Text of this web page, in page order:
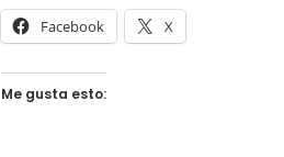
Facebook X
Me gusta esto: